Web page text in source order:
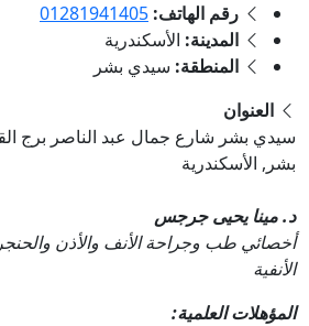
رقم الهاتف: 01281941405
المدينة: الأسكندرية
المنطقة: سيدي بشر
العنوان
سيدي بشر شارع جمال عبد الناصر برج
بشر, الأسكندرية
د. مينا يحيى جرجس
أخصائي طب وجراحة الأنف والأذن
الأنفية
المؤهلات العلمية: